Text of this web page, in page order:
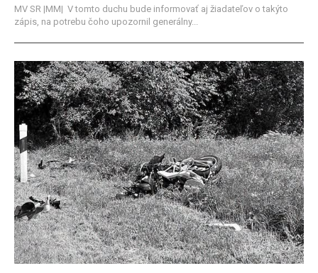
MV SR |MM| V tomto duchu bude informovať aj žiadateľov o takýto
zápis, na potrebu čoho upozornil generálny...